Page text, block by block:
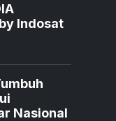
Indosat
Nasional